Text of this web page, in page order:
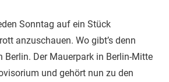
Sonntag auf ein Stück
anzuschauen. Wo gibt’s denn
Berlin. Der Mauerpark in Berlin-Mitte
und gehört nun zu den